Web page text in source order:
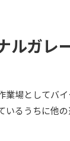
ルガレ
場としてバ
いるうちに他